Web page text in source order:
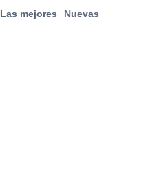
Las mejores Nuevas